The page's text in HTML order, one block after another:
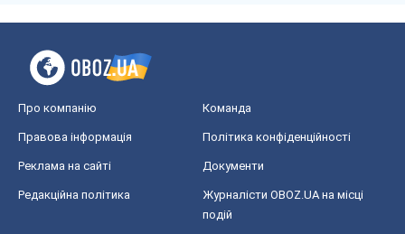
Про компанію Команда
Правова інформація Політика конфіденційності
Реклама на сайті Документи
Редакційна політика
Журналісти OBOZ.UA на місці
подій